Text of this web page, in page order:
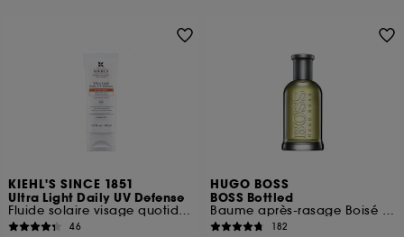
KIEHL'S SINCE 1851
Ultra Light Daily UV Defense
Fluide solaire visage quotidien SPF 50 PA++++
46
HUGO BOSS
BOSS Bottled
Baume après-rasage Boisé et Oriental
182